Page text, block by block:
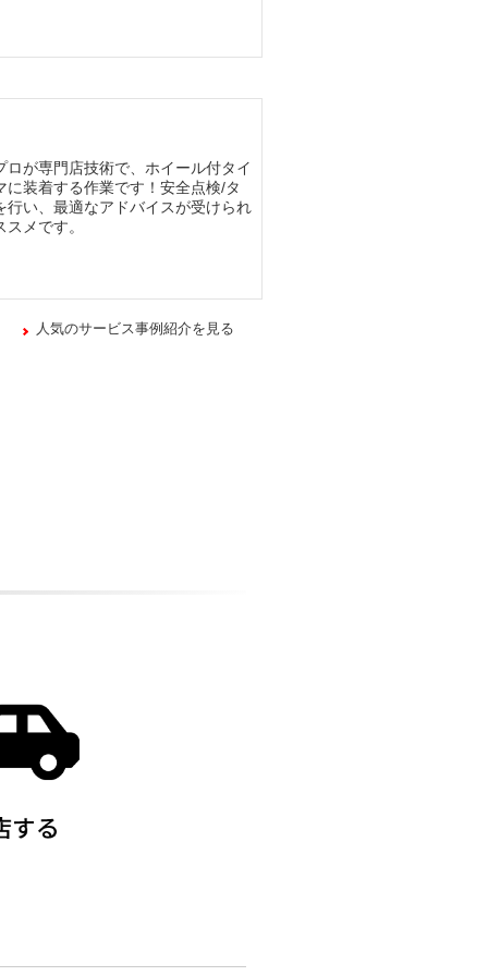
ロが専門店技術で、ホイール付タイ
に装着する作業です！安全点検/タ
行い、最適なアドバイスが受けられ
メです。
人気のサービス事例紹介を見る